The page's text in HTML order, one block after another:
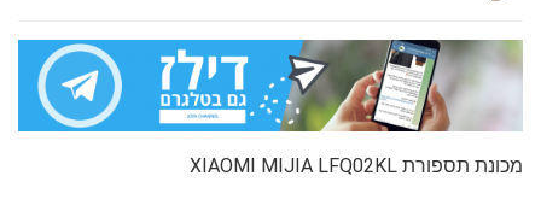
מכונת תספורת XIAOMI MIJIA LFQ02KL